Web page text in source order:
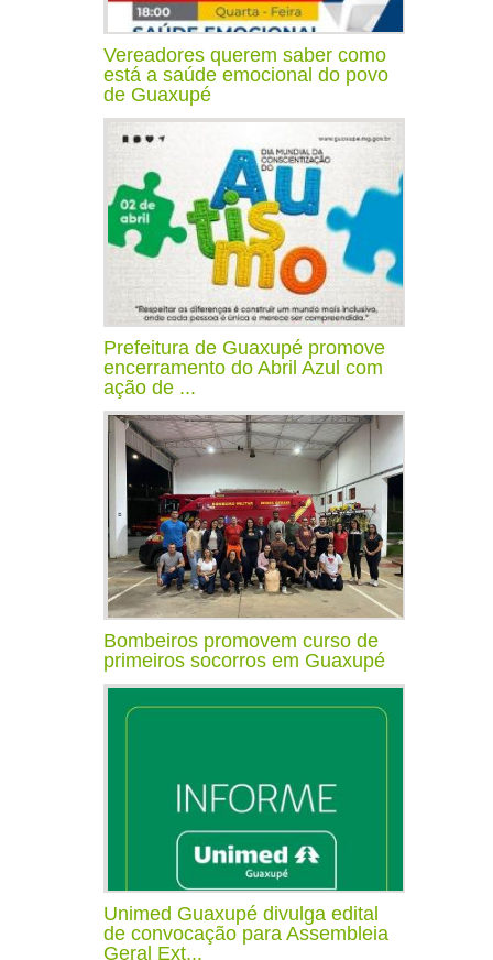
Vereadores querem saber como
está a saúde emocional do povo
de Guaxupé
Prefeitura de Guaxupé promove
encerramento do Abril Azul com
ação de ...
Bombeiros promovem curso de
primeiros socorros em Guaxupé
Unimed Guaxupé divulga edital
de convocação para Assembleia
Geral Ext...